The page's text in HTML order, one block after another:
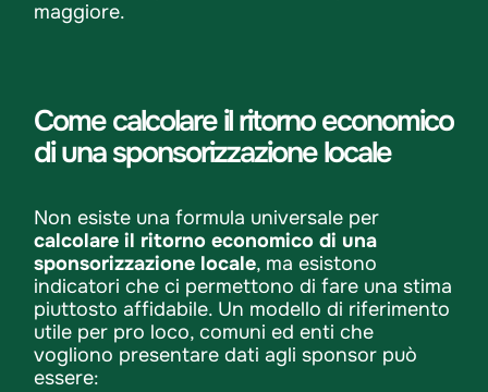
maggiore.
Come calcolare il ritorno economico
di una sponsorizzazione locale
Non esiste una formula universale per
calcolare il ritorno economico di una
sponsorizzazione locale, ma esistono
indicatori che ci permettono di fare una stima
piuttosto affidabile. Un modello di riferimento
utile per pro loco, comuni ed enti che
vogliono presentare dati agli sponsor può
essere: